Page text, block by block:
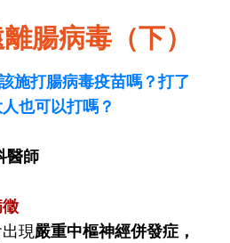
腸病毒（下）
施打腸病毒疫苗嗎？打了
也可以打嗎？
醫師
現嚴重中樞神經併發症，